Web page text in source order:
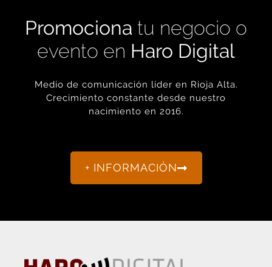
Promociona tu negocio o
evento en Haro Digital
Medio de comunicación líder en Rioja Alta.
Crecimiento constante desde nuestro
nacimiento en 2016.
+ INFORMACIÓN